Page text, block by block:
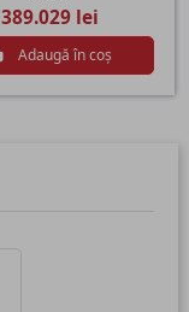
389.029 lei
Adaugă în coș